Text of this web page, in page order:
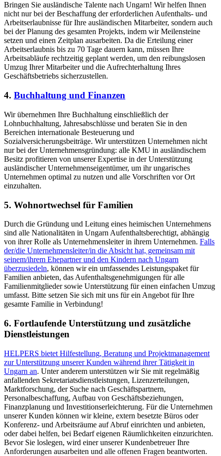
Bringen Sie ausländische Talente nach Ungarn! Wir helfen Ihnen
nicht nur bei der Beschaffung der erforderlichen Aufenthalts- und
Arbeitserlaubnisse für Ihre ausländischen Mitarbeiter, sondern auch
bei der Planung des gesamten Projekts, indem wir Meilensteine
setzen und einen Zeitplan ausarbeiten. Da die Erteilung einer
Arbeitserlaubnis bis zu 70 Tage dauern kann, müssen Ihre
Arbeitsabläufe rechtzeitig geplant werden, um den reibungslosen
Umzug Ihrer Mitarbeiter und die Aufrechterhaltung Ihres
Geschäftsbetriebs sicherzustellen.
4. Buchhaltung und Finanzen
Wir übernehmen Ihre Buchhaltung einschließlich der
Lohnbuchhaltung, Jahresabschlüsse und beraten Sie in den
Bereichen internationale Besteuerung und
Sozialversicherungsbeiträge. Wir unterstützen Unternehmen nicht
nur bei der Unternehmensgründung: alle KMU in ausländischem
Besitz profitieren von unserer Expertise in der Unterstützung
ausländischer Unternehmenseigentümer, um ihr ungarisches
Unternehmen optimal zu nutzen und alle Vorschriften vor Ort
einzuhalten.
5. Wohnortwechsel für Familien
Durch die Gründung und Leitung eines heimischen Unternehmens
sind alle Nationalitäten in Ungarn Aufenthaltsberechtigt, abhängig
von ihrer Rolle als Unternehmensleiter in ihrem Unternehmen. Falls
der/die Unternehmensleiter/in die Absicht hat, gemeinsam mit
seinem/ihrem Ehepartner und den Kindern nach Ungarn
überzusiedeln, können wir ein umfassendes Leistungspaket für
Familien anbieten, das Aufenthaltsgenehmigungen für alle
Familienmitglieder sowie Unterstützung für einen einfachen Umzug
umfasst. Bitte setzen Sie sich mit uns für ein Angebot für Ihre
gesamte Familie in Verbindung!
6. Fortlaufende Unterstützung und zusätzliche
Dienstleistungen
HELPERS bietet Hilfestellung, Beratung und Projektmanagement
zur Unterstützung unserer Kunden während ihrer Tätigkeit in
Ungarn an. Unter anderem unterstützen wir Sie mit regelmäßig
anfallenden Sekretariatsdienstleistungen, Lizenzerteilungen,
Marktforschung, der Suche nach Geschäftspartnern,
Personalbeschaffung, Aufbau von Geschäftsbeziehungen,
Finanzplanung und Investitionserleichterung. Für die Unternehmen
unserer Kunden können wir kleine, extern besetzte Büros oder
Konferenz- und Arbeitsräume auf Abruf einrichten und anbieten,
oder dabei helfen, bei Bedarf eigenen Räumlichkeiten einzurichten.
Bevor Sie loslegen, wird einer unserer Kundenbetreuer Ihre
Anforderungen ausarbeiten und alle offenen Fragen beantworten.